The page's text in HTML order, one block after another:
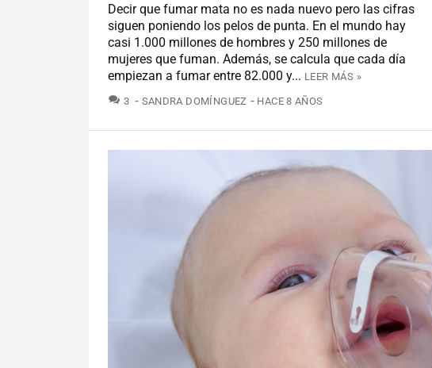
Decir que fumar mata no es nada nuevo pero las cifras
siguen poniendo los pelos de punta. En el mundo hay
casi 1.000 millones de hombres y 250 millones de
mujeres que fuman. Además, se calcula que cada día
empiezan a fumar entre 82.000 y... LEER MÁS »
3 COMENTARIOS
SANDRA DOMÍNGUEZ HACE 8 AÑOS